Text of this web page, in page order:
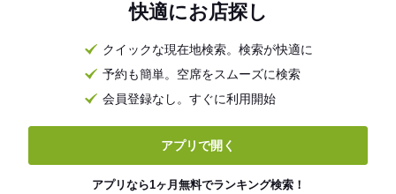
快適にお店探し
クイックな現在地検索。検索が快適に
予約も簡単。空席をスムーズに検索
会員登録なし。すぐに利用開始
アプリで開く
アプリなら1ヶ月無料でランキング検索！